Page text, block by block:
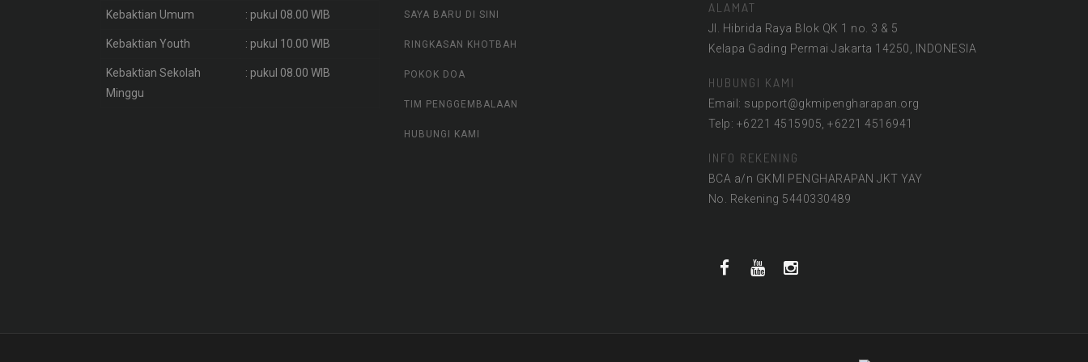
Kebaktian Umum : pukul 08.00 WIB
Kebaktian Youth : pukul 10.00 WIB
Kebaktian Sekolah
Minggu
: pukul 08.00 WIB
SAYA BARU DI SINI
RINGKASAN KHOTBAH
POKOK DOA
TIM PENGGEMBALAAN
HUBUNGI KAMI
ALAMAT
Jl. Hibrida Raya Blok QK 1 no. 3 & 5
Kelapa Gading Permai Jakarta 14250, INDONESIA
HUBUNGI KAMI
Email: support@gkmipengharapan.org
Telp: +6221 4515905, +6221 4516941
INFO REKENING
BCA a/n GKMI PENGHARAPAN JKT YAY
No. Rekening 5440330489